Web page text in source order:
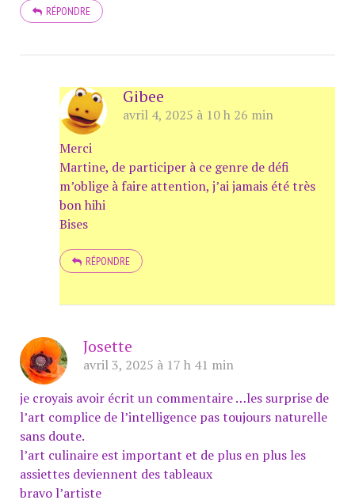
RÉPONDRE
Gibee
avril 4, 2025 à 10 h 26 min
Merci
Martine, de participer à ce genre de défi
m’oblige à faire attention, j’ai jamais été très
bon hihi
Bises
RÉPONDRE
Josette
avril 3, 2025 à 17 h 41 min
je croyais avoir écrit un commentaire …les surprise de
l’art complice de l’intelligence pas toujours naturelle
sans doute.
l’art culinaire est important et de plus en plus les
assiettes deviennent des tableaux
bravo l’artiste